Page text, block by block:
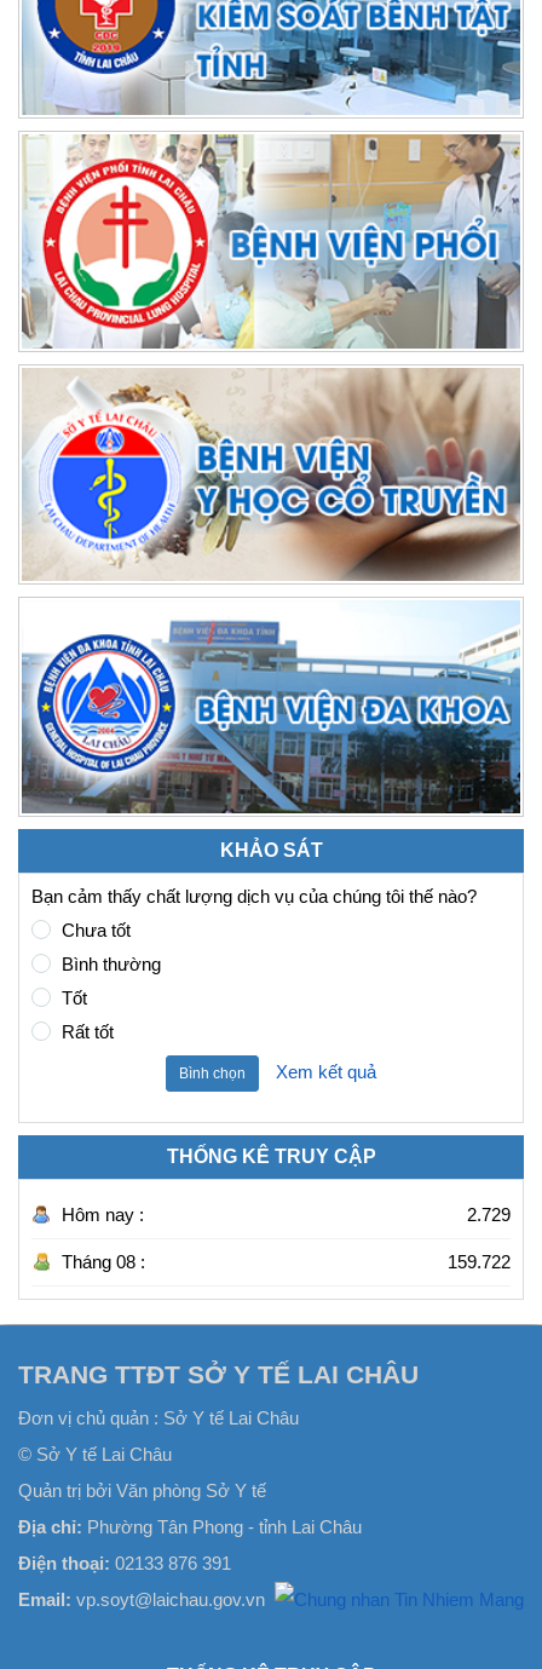
KHẢO SÁT
Bạn cảm thấy chất lượng dịch vụ của chúng tôi thế nào?
Chưa tốt
Bình thường
Tốt
Rất tốt
Bình chọn Xem kết quả
THỐNG KÊ TRUY CẬP
Hôm nay : 2.729
Tháng 08 : 159.722
TRANG TTĐT SỞ Y TẾ LAI CHÂU
Đơn vị chủ quản : Sở Y tế Lai Châu
© Sở Y tế Lai Châu
Quản trị bởi Văn phòng Sở Y tế
Địa chỉ: Phường Tân Phong - tỉnh Lai Châu
Điện thoại: 02133 876 391
Email: vp.soyt@laichau.gov.vn